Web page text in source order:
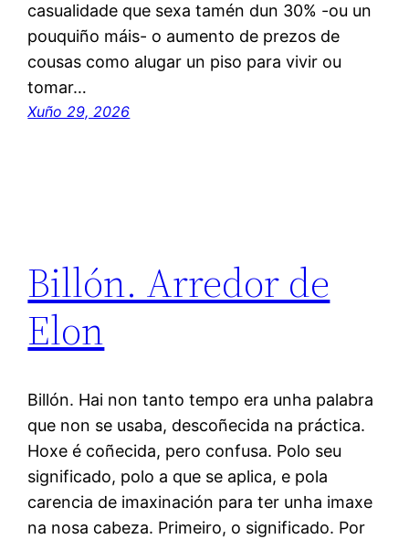
casualidade que sexa tamén dun 30% -ou un
pouquiño máis- o aumento de prezos de
cousas como alugar un piso para vivir ou
tomar…
Xuño 29, 2026
Billón. Arredor de
Elon
Billón. Hai non tanto tempo era unha palabra
que non se usaba, descoñecida na práctica.
Hoxe é coñecida, pero confusa. Polo seu
significado, polo a que se aplica, e pola
carencia de imaxinación para ter unha imaxe
na nosa cabeza. Primeiro, o significado. Por